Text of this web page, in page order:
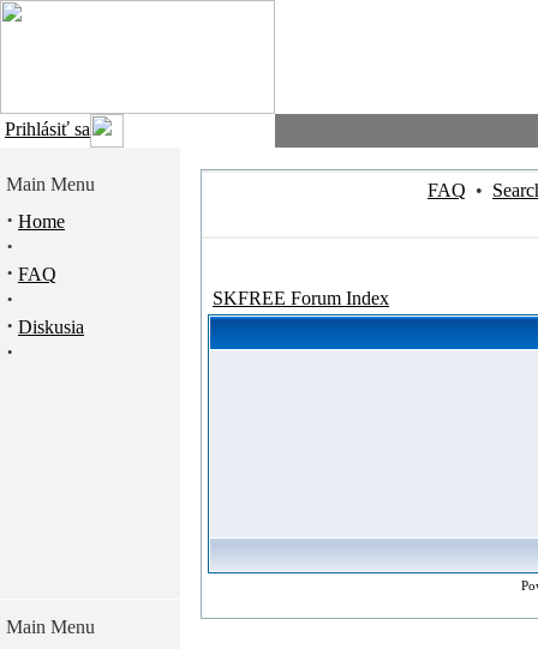
Prihlásiť sa
Main Menu
· Home
·
· FAQ
·
· Diskusia
·
Main Menu
FAQ •
SKFREE Forum Index